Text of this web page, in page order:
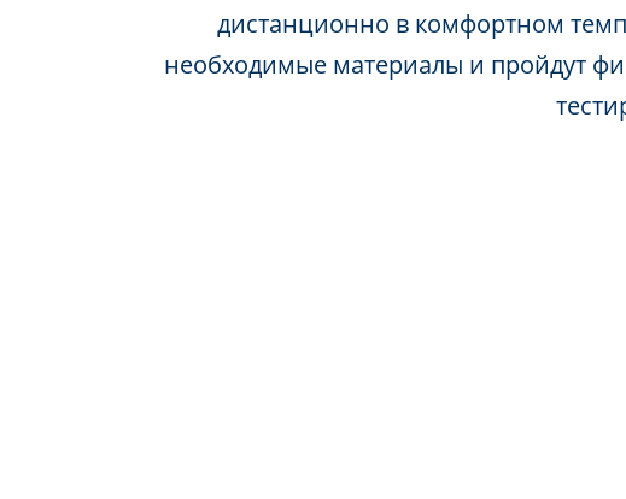
дистанционно в комфортном
необходимые материалы и пройдут